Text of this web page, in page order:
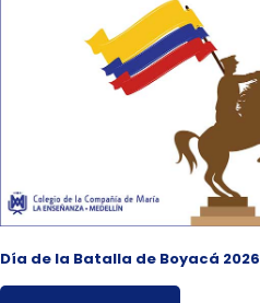
Día de la Batalla de Boyacá 2026